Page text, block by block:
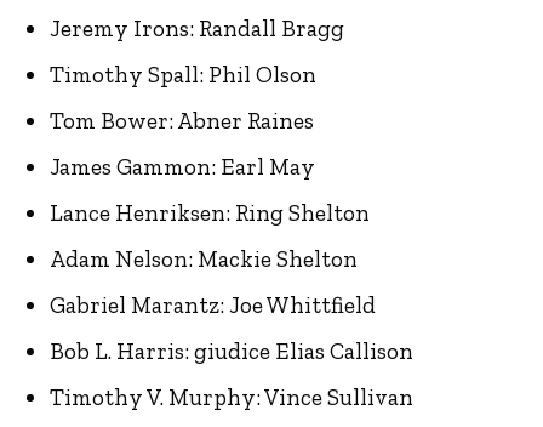
Jeremy Irons: Randall Bragg
Timothy Spall: Phil Olson
Tom Bower: Abner Raines
James Gammon: Earl May
Lance Henriksen: Ring Shelton
Adam Nelson: Mackie Shelton
Gabriel Marantz: Joe Whittfield
Bob L. Harris: giudice Elias Callison
Timothy V. Murphy: Vince Sullivan